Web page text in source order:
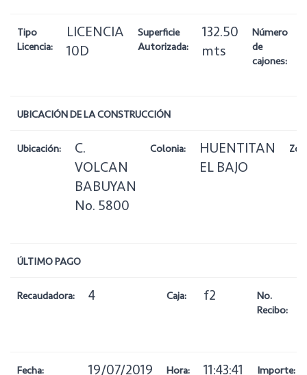
Tipo
Licencia:
LICENCIA
10D
Superficie
Autorizada:
132.50
mts
Número
de
cajones:
UBICACIÓN DE LA CONSTRUCCIÓN
Ubicación:
C.
VOLCAN
BABUYAN
No. 5800
Colonia:
HUENTITAN
EL BAJO
ÚLTIMO PAGO
Recaudadora: 4 Caja: f2
No.
Recibo:
Fecha: 19/07/2019 Hora: 11:43:41 Importe: